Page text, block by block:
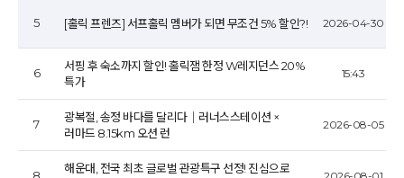
5 [홀릭 프렌즈] 서프홀릭 멤버가 되면 무조건 5% 할인?! 2026-04-30
6
서핑 후 숙소까지 할인! 홀릭잼 한정 W레지던스 20%
특가
15:43
7
광복절, 송정 바다를 달리다｜러너스스테이션 ×
러마드 8.15km 오션 런
2026-08-05
해운대, 전국 최초 글로벌 관광특구 선정! 진심으로